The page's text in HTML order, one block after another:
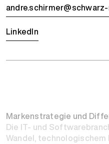
LinkedIn
Markenstrategie und
Die IT- und
Wandel,